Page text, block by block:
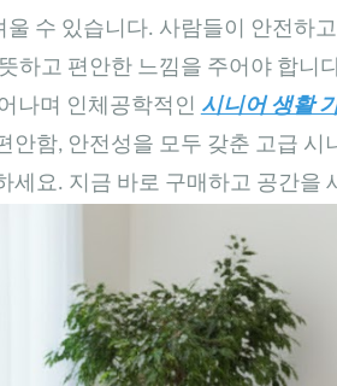
수 있습니다. 사람들이 안전하
하고 편안한 느낌을 주어야 합니
나며 인체공학적인 시니어 생활
함, 안전성을 모두 갖춘 고급 시
요. 지금 바로 구매하고 공간을